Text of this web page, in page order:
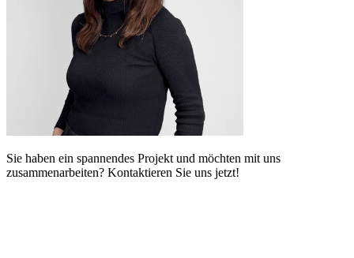
Sie haben ein spannendes Projekt und möchten mit uns
zusammenarbeiten? Kontaktieren Sie uns jetzt!